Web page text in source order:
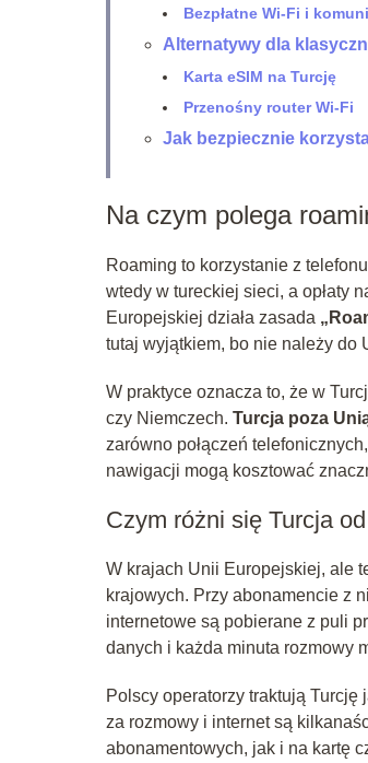
Bezpłatne Wi‑Fi i
Alternatywy dla
Karta eSIM na Turcję
Przenośny router Wi‑Fi
Jak bezpiecznie
Na czym polega
Roaming to korzystanie z
wtedy w tureckiej sieci, a opłaty
Europejskiej działa zasada
tutaj wyjątkiem, bo nie należy do
W praktyce oznacza to, że w
czy Niemczech. Turcja poza
zarówno połączeń
nawigacji mogą kosztować
Czym różni się Turcja
W krajach Unii Europejskiej, ale
krajowych. Przy abonamencie z
internetowe są pobierane z puli
danych i każda minuta rozmowy
Polscy operatorzy traktują Turcję
za rozmowy i internet są
abonamentowych, jak i na kartę